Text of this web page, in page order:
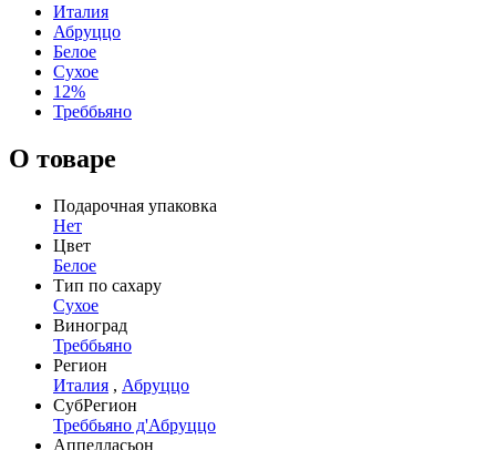
Италия
Абруццо
Белое
Сухое
12%
Треббьяно
О товаре
Подарочная упаковка
Нет
Цвет
Белое
Тип по сахару
Сухое
Виноград
Треббьяно
Регион
Италия , Абруццо
СубРегион
Треббьяно д'Абруццо
Аппелласьон